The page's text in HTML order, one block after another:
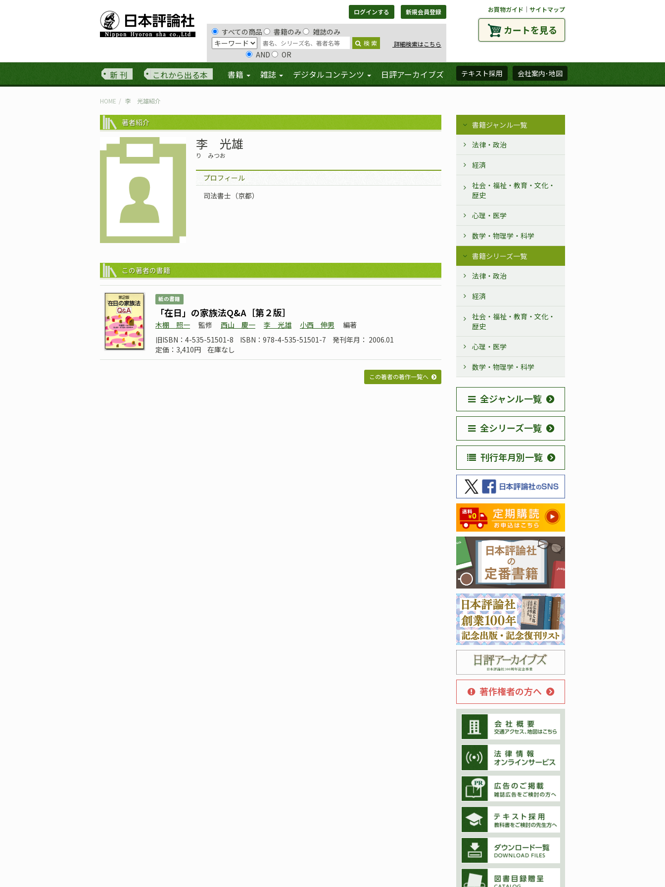
ログインする 新規会員登録
すべての商品 書籍のみ 雑誌のみ
検 索 詳細検索はこちら
AND OR
お買物ガイド ｜ サイトマップ
カートを見る
新 刊 これから出る本 書籍 雑誌 デジタルコンテンツ 日評アーカイブズ テキスト採用 会社案内･地図
HOME 李 光雄紹介
著者紹介
李 光雄
り みつお
プロフィール
司法書士（京都）
この著者の書籍
紙の書籍
「在日」の家族法Q&A［第２版］
木棚 照一 監修 西山 慶一 李 光雄 小西 伸男
編著
旧ISBN：4-535-51501-8
ISBN：978-4-535-51501-7
発刊年月： 2006.01
定価：3,410円
在庫なし
この著者の著作一覧へ
書籍ジャンル一覧
法律・政治
経済
社会・福祉・教育・文化・
歴史
心理・医学
数学・物理学・科学
書籍シリーズ一覧
法律・政治
経済
社会・福祉・教育・文化・
歴史
心理・医学
数学・物理学・科学
全ジャンル一覧
全シリーズ一覧
刊行年月別一覧
著作権者の方へ